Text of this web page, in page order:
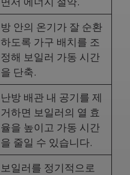
방 안의 온기가 잘 순환
하도록 가구 배치를 조
정해 보일러 가동 시간
을 단축.
난방 배관 내 공기를 제
거하면 보일러의 열 효
율을 높이고 가동 시간
을 줄일 수 있습니다.
보일러를 정기적으로